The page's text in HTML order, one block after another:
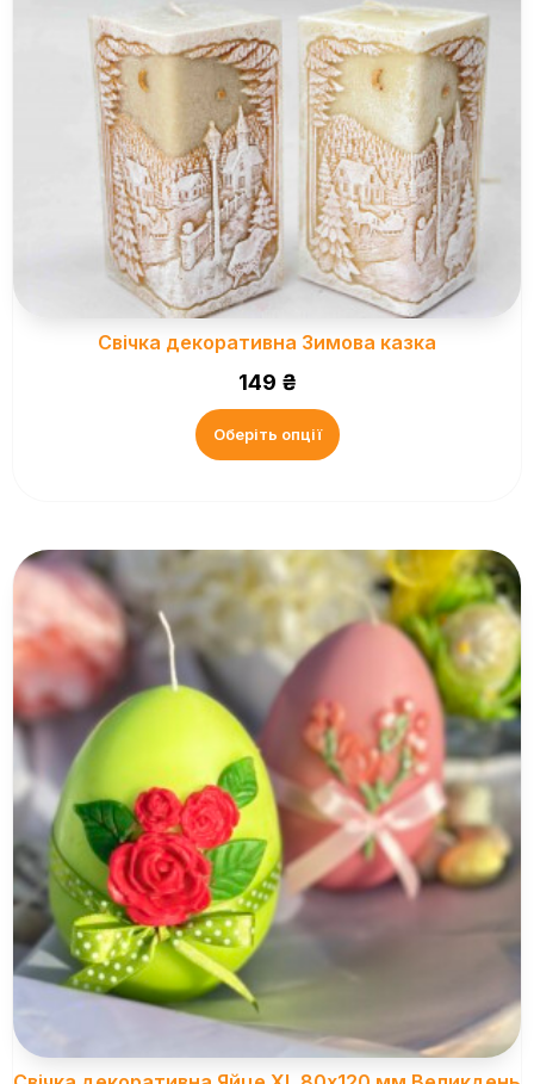
Свічка декоративна Зимова казка
149 ₴
Оберіть опції